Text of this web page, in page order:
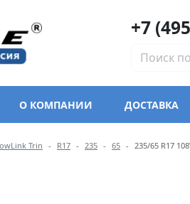
+7
О КОМПАНИИ ДОСТАВКА
модели
Trin R17 235 65 235/65 R17